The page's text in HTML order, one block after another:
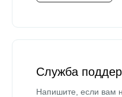
Служба
Напишите, если вам